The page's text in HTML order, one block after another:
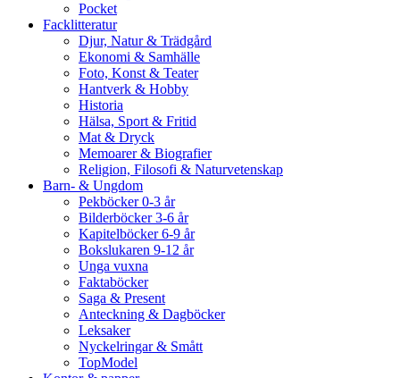
Pocket
Facklitteratur
Djur, Natur & Trädgård
Ekonomi & Samhälle
Foto, Konst & Teater
Hantverk & Hobby
Historia
Hälsa, Sport & Fritid
Mat & Dryck
Memoarer & Biografier
Religion, Filosofi & Naturvetenskap
Barn- & Ungdom
Pekböcker 0-3 år
Bilderböcker 3-6 år
Kapitelböcker 6-9 år
Bokslukaren 9-12 år
Unga vuxna
Faktaböcker
Saga & Present
Anteckning & Dagböcker
Leksaker
Nyckelringar & Smått
TopModel